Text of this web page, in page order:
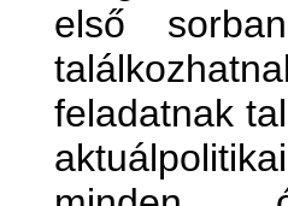
első
feladatnak